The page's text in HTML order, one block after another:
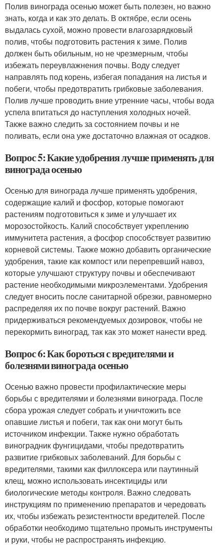
Полив винограда осенью может быть полезен, но важно
знать, когда и как это делать. В октябре, если осень
выдалась сухой, можно провести влагозарядковый
полив, чтобы подготовить растения к зиме. Полив
должен быть обильным, но не чрезмерным, чтобы
избежать переувлажнения почвы. Воду следует
направлять под корень, избегая попадания на листья и
побеги, чтобы предотвратить грибковые заболевания.
Полив лучше проводить вние утренние часы, чтобы вода
успела впитаться до наступления холодных ночей.
Также важно следить за состоянием почвы и не
поливать, если она уже достаточно влажная от осадков.
Вопрос 5: Какие удобрения лучше применять для
винограда осенью
Осенью для винограда лучше применять удобрения,
содержащие калий и фосфор, которые помогают
растениям подготовиться к зиме и улучшает их
морозостойкость. Калий способствует укреплению
иммунитета растения, а фосфор способствует развитию
корневой системы. Также можно добавить органические
удобрения, такие как компост или перепревший навоз,
которые улучшают структуру почвы и обеспечивают
растение необходимыми микроэлементами. Удобрения
следует вносить после санитарной обрезки, равномерно
распределяя их по почве вокруг растений. Важно
придерживаться рекомендуемых дозировок, чтобы не
перекормить виноград, так как это может нанести вред.
Вопрос 6: Как бороться с вредителями и
болезнями винограда осенью
Осенью важно провести профилактические меры
борьбы с вредителями и болезнями винограда. После
сбора урожая следует собрать и уничтожить все
опавшие листья и побеги, так как они могут быть
источником инфекции. Также нужно обработать
виноградник фунгицидами, чтобы предотвратить
развитие грибковых заболеваний. Для борьбы с
вредителями, такими как филлоксера или паутинный
клещ, можно использовать инсектициды или
биологические методы контроля. Важно следовать
инструкциям по применению препаратов и чередовать
их, чтобы избежать резистентности вредителей. После
обработки необходимо тщательно промыть инструменты
и руки, чтобы не распространять инфекцию.